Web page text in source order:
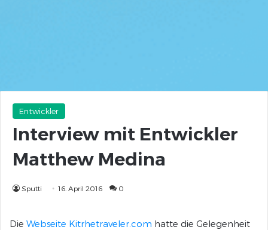
Entwickler
Interview mit Entwickler
Matthew Medina
Sputti 16. April 2016 0
Die Webseite Kitrhetraveler.com hatte die Gelegenheit